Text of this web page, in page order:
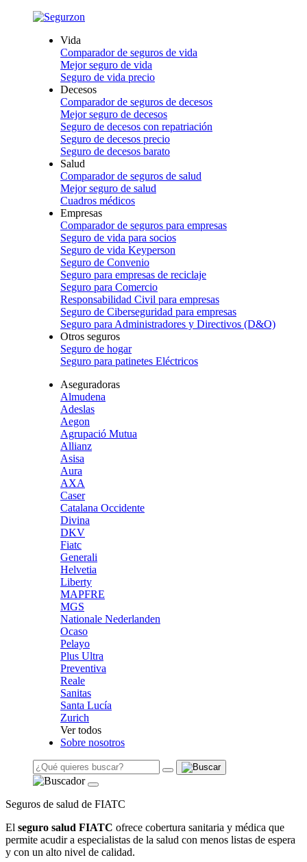
Vida
Comparador de seguros de vida
Mejor seguro de vida
Seguro de vida precio
Decesos
Comparador de seguros de decesos
Mejor seguro de decesos
Seguro de decesos con repatriación
Seguro de decesos precio
Seguro de decesos barato
Salud
Comparador de seguros de salud
Mejor seguro de salud
Cuadros médicos
Empresas
Comparador de seguros para empresas
Seguro de vida para socios
Seguro de vida Keyperson
Seguro de Convenio
Seguro para empresas de reciclaje
Seguro para Comercio
Responsabilidad Civil para empresas
Seguro de Ciberseguridad para empresas
Seguro para Administradores y Directivos (D&O)
Otros seguros
Seguro de hogar
Seguro para patinetes Eléctricos
Aseguradoras
Almudena
Adeslas
Aegon
Agrupació Mutua
Allianz
Asisa
Aura
AXA
Caser
Catalana Occidente
Divina
DKV
Fiatc
Generali
Helvetia
Liberty
MAPFRE
MGS
Nationale Nederlanden
Ocaso
Pelayo
Plus Ultra
Preventiva
Reale
Sanitas
Santa Lucía
Zurich
Ver todos
Sobre nosotros
Seguros de salud de FIATC
El seguro salud FIATC ofrece cobertura sanitaria y médica que
permite acudir a especialistas de la salud con menos listas de espera
y con un alto nivel de calidad.